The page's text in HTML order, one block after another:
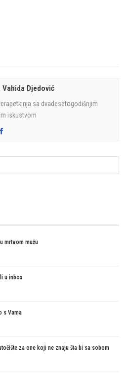
Vahida Djedović
sa dvadesetogodišnjim
iskustvom
mrtvom mužu
u inbox
s Vama
za one koji ne znaju šta bi sa sobom